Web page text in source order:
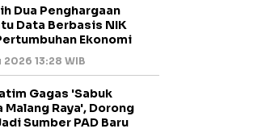
Dua Penghargaan
Data Berbasis NIK
Ekonomi
13:28 WIB
Gagas 'Sabuk
Raya', Dorong
Sumber PAD Baru